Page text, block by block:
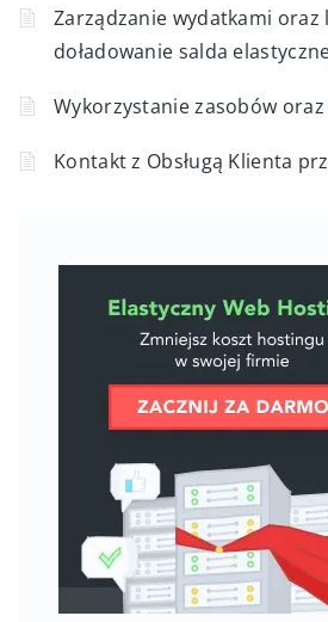
Zarządzanie wydatkami
doładowanie salda
Wykorzystanie zasobów
Kontakt z Obsługą Klienta